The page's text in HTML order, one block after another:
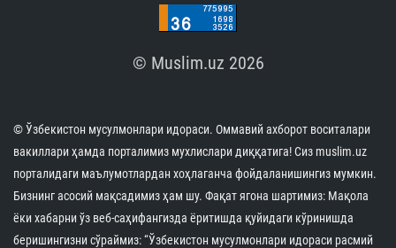
© Muslim.uz 2026
© Ўзбекистон мусулмонлари идораси. Оммавий ахборот воситалари
вакиллари ҳамда порталимиз мухлислари диққатига! Сиз muslim.uz
порталидаги маълумотлардан хоҳлаганча фойдаланишингиз мумкин.
Бизнинг асосий мақсадимиз ҳам шу. Фақат ягона шартимиз: Мақола
ёки хабарни ўз веб-саҳифангизда ёритишда қуйидаги кўринишда
беришингизни сўраймиз: “Ўзбекистон мусулмонлари идораси расмий